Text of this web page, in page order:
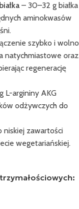
– 30–32 g białka
aminokwasów
szybko i wolno
natychmiastowe oraz
regenerację
L-argininy AKG
odżywczych do
zawartości
wegetariańskiej.